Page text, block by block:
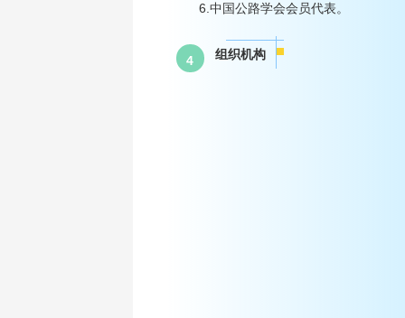
6.中国公路学会会员代表。
4 组织机构